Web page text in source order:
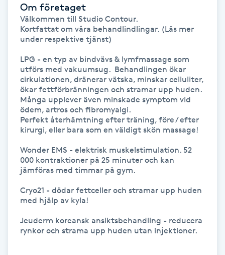
Hyperhidros
Hårborttagning
Hårbottenbehandling
Hårförlängning
Hårvård
Hälsa
Hälsprickor
Om företaget
Välkommen till Studio Contour.
Kortfattat om våra behandlindlingar. (Läs mer
under respektive tjänst)
LPG - en typ av bindvävs & lymfmassage som
utförs med vakuumsug.  Behandlingen ökar
cirkulationen, dränerar vätska, minskar celluliter,
ökar fettförbränningen och stramar upp huden.
Många upplever även minskade symptom vid
ödem, artros och fibromyalgi.
Perfekt återhämtning efter träning, före / efter
kirurgi, eller bara som en väldigt skön massage!
Wonder EMS - elektrisk muskelstimulation. 52
000 kontraktioner på 25 minuter och kan
jämföras med timmar på gym.
Cryo21 - dödar fettceller och stramar upp huden
med hjälp av kyla!
Jeuderm koreansk ansiktsbehandling - reducera
rynkor och strama upp huden utan injektioner.